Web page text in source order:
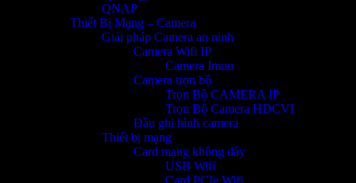
QNAP
Thiết Bị Mạng – Camera
Giải pháp Camera an ninh
Camera Wifi IP
Camera Imou
Camera trọn bộ
Trọn Bộ CAMERA IP
Trọn Bộ Camera HDCVI
Đầu ghi hình camera
Thiết bị mạng
Card mạng không dây
USB Wifi
Card PCIe Wifi